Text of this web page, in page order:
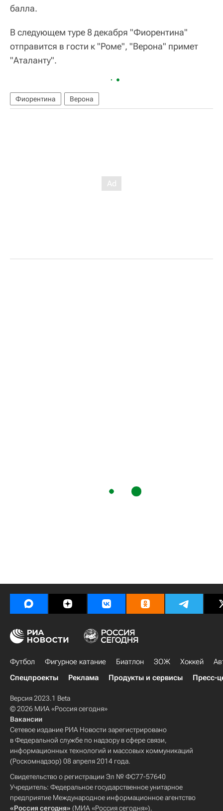
балла.
В следующем туре 8 декабря "Фиорентина"
отправится в гости к "Роме", "Верона" примет
"Аталанту".
Фиорентина Верона
Футбол Фигурное катание Биатлон ЗОЖ Хоккей
Спецпроекты
Реклама Продукты и сервисы Пресс-
Версия 2023.1 Beta
© 2026 МИА «Россия сегодня»
Вакансии
Сетевое издание РИА Новости зарегистрировано
в Федеральной службе по надзору в сфере связи,
информационных технологий и массовых коммуникаций
(Роскомнадзор) 08 апреля 2014 года.
Свидетельство о регистрации Эл № ФС77-57640
Учредитель: Федеральное государственное унитарное
предприятие Международное информационное агентство
«Россия сегодня» (МИА «Россия сегодня»).